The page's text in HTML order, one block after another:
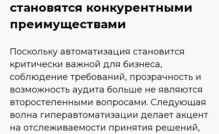
становятся конкурентными
преимуществами
Поскольку автоматизация становится
критически важной для бизнеса,
соблюдение требований, прозрачность и
возможность аудита больше не являются
второстепенными вопросами. Следующая
волна гиперавтоматизации делает акцент
на отслеживаемости принятия решений,